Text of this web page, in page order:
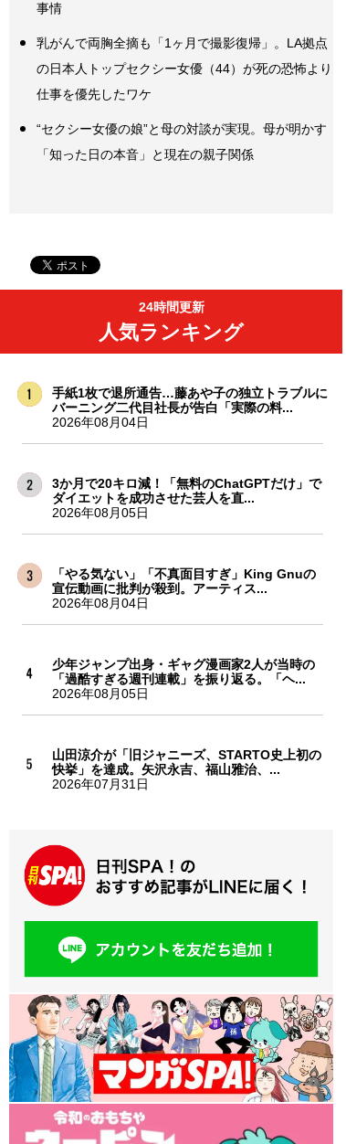
事情
乳がんで両胸全摘も「1ヶ月で撮影復帰」。LA拠点
の日本人トップセクシー女優（44）が死の恐怖より
仕事を優先したワケ
“セクシー女優の娘”と母の対談が実現。母が明かす
「知った日の本音」と現在の親子関係
24時間更新
人気ランキング
手紙1枚で退所通告…藤あや子の独立トラブルに
バーニング二代目社長が告白「実際の料...
2026年08月04日
3か月で20キロ減！「無料のChatGPTだけ」で
ダイエットを成功させた芸人を直...
2026年08月05日
「やる気ない」「不真面目すぎ」King Gnuの
宣伝動画に批判が殺到。アーティス...
2026年08月04日
少年ジャンプ出身・ギャグ漫画家2人が当時の
「過酷すぎる週刊連載」を振り返る。「ヘ...
2026年08月05日
山田涼介が「旧ジャニーズ、STARTO史上初の
快挙」を達成。矢沢永吉、福山雅治、...
2026年07月31日